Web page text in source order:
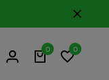
0 0